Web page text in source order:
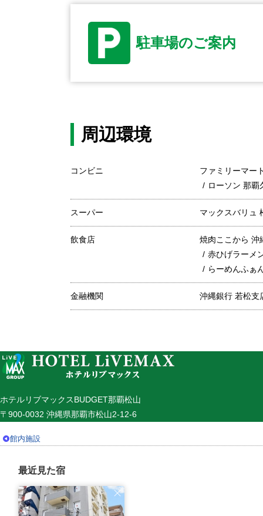
駐車場のご案内
周辺環境
コンビニ
ファミリーマー
ローソン 那覇
スーパー マックスバリュ
飲食店
焼肉ここから 沖
赤ひげラーメ
らーめんふぁ
金融機関 沖縄銀行 若松支
ホテルリブマックスBUDGET那覇松山
〒900-0032 沖縄県那覇市松山2-12-6
館内施設
最近見た宿